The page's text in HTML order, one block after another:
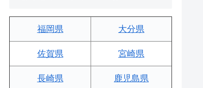
福岡県 大分県
佐賀県 宮崎県
長崎県 鹿児島県